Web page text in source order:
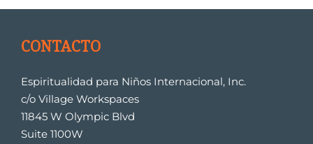
CONTACTO
Espiritualidad para Niños Internacional, Inc.
c/o Village Workspaces
11845 W Olympic Blvd
Suite 1100W